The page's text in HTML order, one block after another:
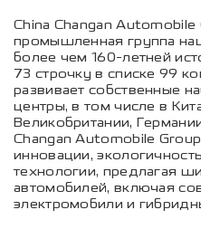
China Changan Automobile
промышленная группа
более чем 160-летней
73 строчку в списке 99
развивает собственные
центры, в том числе в
Великобритании,
Changan Automobile
инновации,
технологии, предлагая
автомобилей, включая
электромобили и